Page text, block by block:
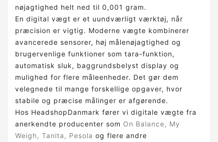
nøjagtighed helt ned til 0,001 gram.
En digital vægt er et uundværligt værktøj, når
præcision er vigtig. Moderne vægte kombinerer
avancerede sensorer, høj målenøjagtighed og
brugervenlige funktioner som tara-funktion,
automatisk sluk, baggrundsbelyst display og
mulighed for flere måleenheder. Det gør dem
velegnede til mange forskellige opgaver, hvor
stabile og præcise målinger er afgørende.
Hos HeadshopDanmark fører vi digitale vægte fra
anerkendte producenter som On Balance, My
Weigh, Tanita, Pesola og flere andre